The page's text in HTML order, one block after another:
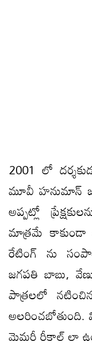
2001 లో
మూవీ హనుమాన్
అప్పట్లో
మాత్రమే
రేటింగ్ ను
జగపతి బాబు,
పాత్రలలో
మెమరీ రీకాల్ లా